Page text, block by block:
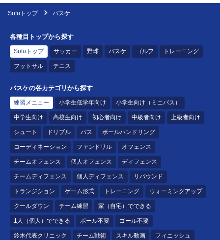
Sufuトップ バスケ
各種目トップから探す
Sufuトップ サッカー 野球 バスケ ゴルフ トレーニング
フットサル テニス
バスケの各カテゴリから探す
練習メニュー 小学生低学年向け 小学生向け（ミニバス）
中学生向け 高校生向け 初心者向け 中級者向け 上級者向け
シュート ドリブル パス ボールハンドリング
コーディネーション ファンドリル オフェンス
チームオフェンス 個人オフェンス ディフェンス
チームディフェンス 個人ディフェンス リバウンド
トランジション ゲーム形式 トレーニング ウォーミングアップ
クールダウン チーム練習 家（自宅）でできる
1人（個人）でできる ボール不要 ゴール不要
鈴木代表クリニック チーム戦術 スキル動画 フィニッシュ